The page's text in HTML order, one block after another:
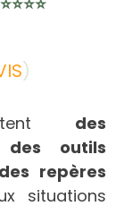
)
des
des outils
repères
situations